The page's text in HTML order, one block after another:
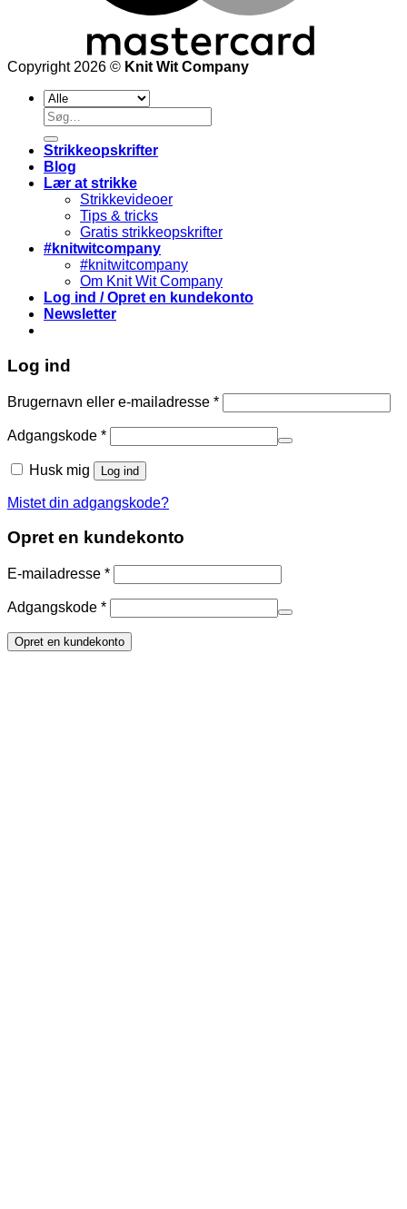
Copyright 2026 © Knit Wit Company
Søg
efter:
Strikkeopskrifter
Blog
Lær at strikke
Strikkevideoer
Tips & tricks
Gratis strikkeopskrifter
#knitwitcompany
#knitwitcompany
Om Knit Wit Company
Log ind / Opret en kundekonto
Newsletter
Log ind
Brugernavn eller e-mailadresse *Påkrævet
Adgangskode *Påkrævet
Husk mig Log ind
Mistet din adgangskode?
Opret en kundekonto
E-mailadresse *Påkrævet
Adgangskode *Påkrævet
Opret en kundekonto